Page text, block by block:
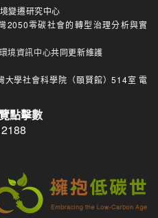
變遷研究中心
2050零碳社會的轉型治理分析與實
環境資訊中心共同更新維護
大學社會科學院（頤賢館）514室 電
點擊數